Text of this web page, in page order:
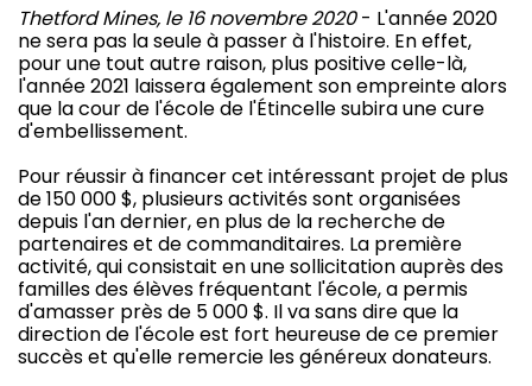
Thetford Mines, le 16 novembre 2020- L'année 2020
ne sera pas la seule à passer à l'histoire. En effet,
pour une tout autre raison, plus positive celle-là,
l'année 2021 laissera également son empreinte alors
que la cour de l'école de l'Étincelle subira une cure
d'embellissement.
Pour réussir à financer cet intéressant projet de plus
de 150 000 $, plusieurs activités sont organisées
depuis l'an dernier, en plus de la recherche de
partenaires et de commanditaires. La première
activité, qui consistait en une sollicitation auprès des
familles des élèves fréquentant l'école, a permis
d'amasser près de 5 000 $. Il va sans dire que la
direction de l'école est fort heureuse de ce premier
succès et qu'elle remercie les généreux donateurs.